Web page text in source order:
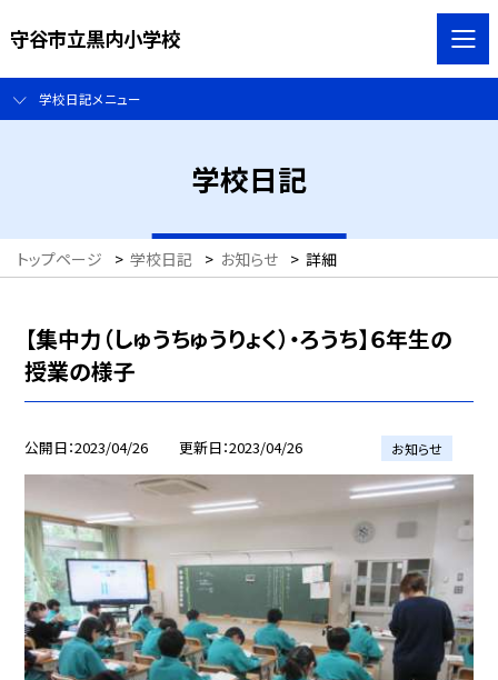
守谷市立黒内小学校
学校日記メニュー
学校日記
トップページ > 学校日記 > お知らせ > 詳細
【集中力（しゅうちゅうりょく）・ろうち】６年生の
授業の様子
公開日 2023/04/26 更新日 2023/04/26 お知らせ